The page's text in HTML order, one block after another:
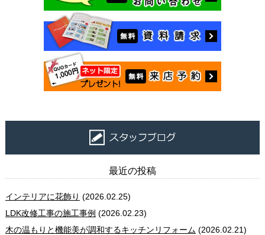
最近の投稿
インテリアに花飾り (2026.02.25)
LDK改修工事の施工事例 (2026.02.23)
木の温もりと機能美が調和するキッチンリフォーム (2026.02.21)